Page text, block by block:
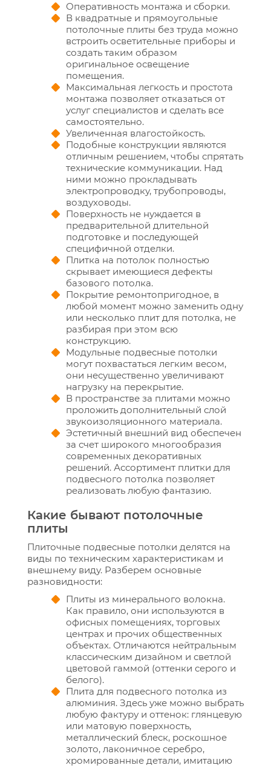
Оперативность монтажа и сборки.
В квадратные и прямоугольные
потолочные плиты без труда можно
встроить осветительные приборы и
создать таким образом
оригинальное освещение
помещения.
Максимальная легкость и простота
монтажа позволяет отказаться от
услуг специалистов и сделать все
самостоятельно.
Увеличенная влагостойкость.
Подобные конструкции являются
отличным решением, чтобы спрятать
технические коммуникации. Над
ними можно прокладывать
электропроводку, трубопроводы,
воздуховоды.
Поверхность не нуждается в
предварительной длительной
подготовке и последующей
специфичной отделки.
Плитка на потолок полностью
скрывает имеющиеся дефекты
базового потолка.
Покрытие ремонтопригодное, в
любой момент можно заменить одну
или несколько плит для потолка, не
разбирая при этом всю
конструкцию.
Модульные подвесные потолки
могут похвастаться легким весом,
они несущественно увеличивают
нагрузку на перекрытие.
В пространстве за плитами можно
проложить дополнительный слой
звукоизоляционного материала.
Эстетичный внешний вид обеспечен
за счет широкого многообразия
современных декоративных
решений. Ассортимент плитки для
подвесного потолка позволяет
реализовать любую фантазию.
Какие бывают потолочные
плиты
Плиточные подвесные потолки делятся на
виды по техническим характеристикам и
внешнему виду. Разберем основные
разновидности:
Плиты из минерального волокна.
Как правило, они используются в
офисных помещениях, торговых
центрах и прочих общественных
объектах. Отличаются нейтральным
классическим дизайном и светлой
цветовой гаммой (оттенки серого и
белого).
Плита для подвесного потолка из
алюминия. Здесь уже можно выбрать
любую фактуру и оттенок: глянцевую
или матовую поверхность,
металлический блеск, роскошное
золото, лаконичное серебро,
хромированные детали, имитацию